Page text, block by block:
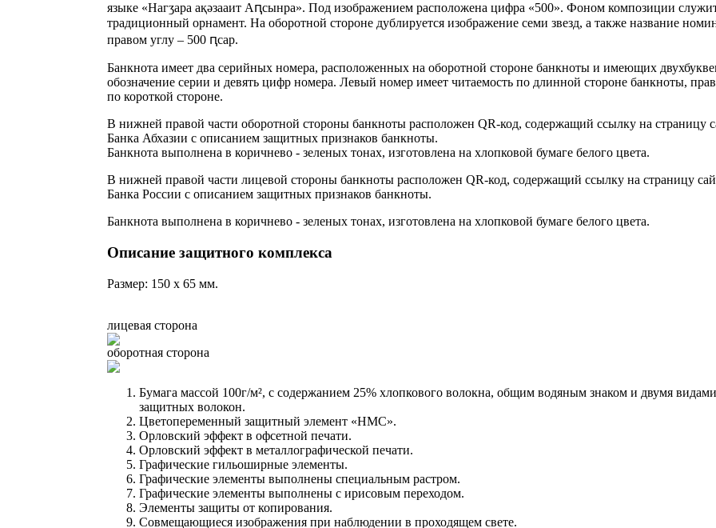
языке «Нагӡара ақәзааит Аԥсынра». Под изображением расположена цифра «500». Фоном композиции
традиционный орнамент. На оборотной стороне дублируется изображение семи звезд, а также название
правом углу – 500 ԥсар.
Банкнота имеет два серийных номера, расположенных на оборотной стороне банкноты и имеющих
обозначение серии и девять цифр номера. Левый номер имеет читаемость по длинной стороне банкноты,
по короткой стороне.
В нижней правой части оборотной стороны банкноты расположен QR-код, содержащий ссылку на страницу
Банка Абхазии с описанием защитных признаков банкноты.
Банкнота выполнена в коричнево - зеленых тонах, изготовлена на хлопковой бумаге белого цвета.
В нижней правой части лицевой стороны банкноты расположен QR-код, содержащий ссылку на страницу
Банка России с описанием защитных признаков банкноты.
Банкнота выполнена в коричнево - зеленых тонах, изготовлена на хлопковой бумаге белого цвета.
Описание защитного комплекса
Размер: 150 x 65 мм.
лицевая сторона
оборотная сторона
Бумага массой 100г/м², с содержанием 25% хлопкового волокна, общим водяным знаком и двумя видами
защитных волокон.
Цветопеременный защитный элемент «НМС».
Орловский эффект в офсетной печати.
Орловский эффект в металлографической печати.
Графические гильоширные элементы.
Графические элементы выполнены специальным растром.
Графические элементы выполнены с ирисовым переходом.
Элементы защиты от копирования.
Совмещающиеся изображения при наблюдении в проходящем свете.